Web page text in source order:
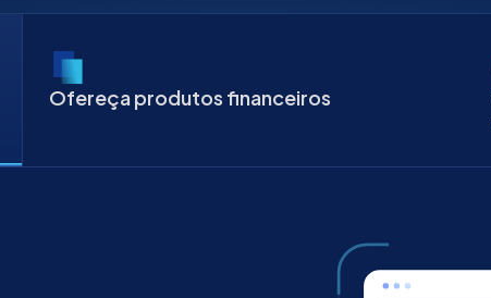
Ofereça produtos financeiros